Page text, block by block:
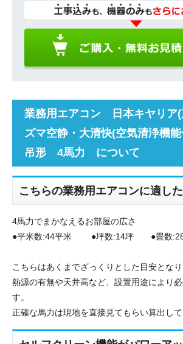
業務用エアコン 日本キヤリ
ズマ空静・大清快(空気清浄機
吊形 4馬力 について
こちらの業務用エアコンに適し
4馬力でまかなえるお部屋の広さ
●平米数:44平米 ●坪数:14坪 ●畳数
こちらはあくまでざっくりとした目安となり
熱源の有無や天井高など、設置用途により
す。
正確な馬力は現地を直接見てもらい算出して